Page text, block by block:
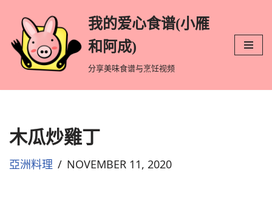
跳
至
文
我的爱心食谱(小雁
和阿成)
分享美味食谱与烹饪视频
木瓜炒雞丁
亞洲料理 NOVEMBER 11, 2020